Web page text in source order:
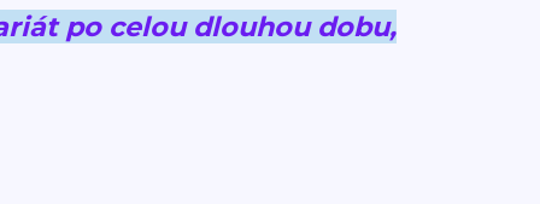
po celou dlouhou dobu,